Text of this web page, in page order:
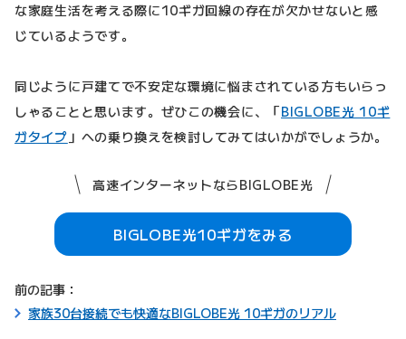
な家庭生活を考える際に10ギガ回線の存在が欠かせないと感
じているようです。
同じように戸建てで不安定な環境に悩まされている方もいらっ
しゃることと思います。ぜひこの機会に、「BIGLOBE光 10ギ
ガタイプ 」への乗り換えを検討してみてはいかがでしょうか。
高速インターネットならBIGLOBE光
BIGLOBE光10ギガをみる
前の記事：
家族30台接続でも快適なBIGLOBE光 10ギガのリアル